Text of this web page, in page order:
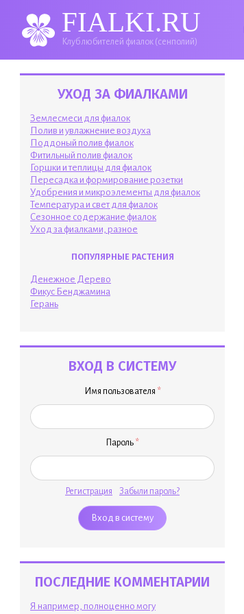
FIALKI.RU
Клуб любителей фиалок (сенполий)
УХОД ЗА ФИАЛКАМИ
Землесмеси для фиалок
Полив и увлажнение воздуха
Поддоный полив фиалок
Фитильный полив фиалок
Горшки и теплицы для фиалок
Пересадка и формирование розетки
Удобрения и микроэлементы для фиалок
Температура и свет для фиалок
Сезонное содержание фиалок
Уход за фиалками, разное
ПОПУЛЯРНЫЕ РАСТЕНИЯ
Денежное Дерево
Фикус Бенджамина
Герань
ВХОД В СИСТЕМУ
Имя пользователя *
Пароль *
Регистрация Забыли пароль?
ПОСЛЕДНИЕ КОММЕНТАРИИ
Я например, полноценно могу